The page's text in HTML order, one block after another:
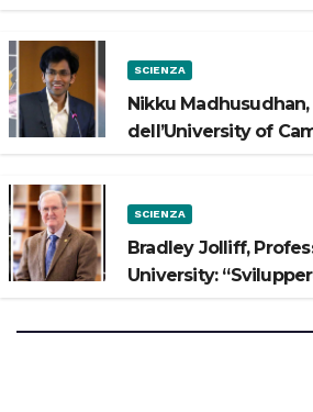
SCIENZA
Nikku
dell’University of
SCIENZA
Bradley Jolliff,
University: